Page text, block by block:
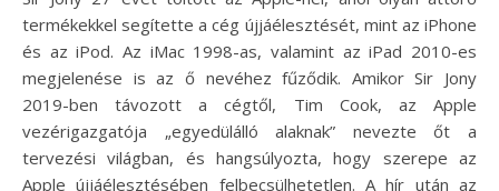
termékekkel segítette a cég újjáélesztését, mint az iPhone
és az iPod. Az iMac 1998-as, valamint az iPad 2010-es
megjelenése is az ő nevéhez fűződik. Amikor Sir Jony
2019-ben távozott a cégtől, Tim Cook, az Apple
vezérigazgatója „egyedülálló alaknak” nevezte őt a
tervezési világban, és hangsúlyozta, hogy szerepe az
Apple újjáélesztésében felbecsülhetetlen. A hír után az